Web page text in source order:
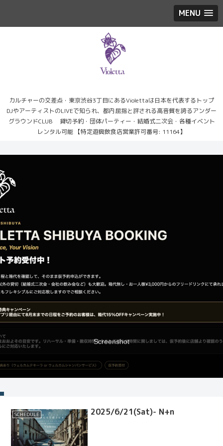
MENU
カルチャーの交差点・東京渋谷3丁目にあるViolettaは日本を代表するトップ
DJやアーティストのLIVEで知られ、都内屈指と評される高音質を誇るアンダー
グラウンドCLUB 貸切予約・団体パーティー・結婚式二次会・各種イベント
レンタル可能 【特定遊興飲食店営業許可番号: 11164】
Screenshot
SCHEDULE 2025/6/21(Sat)- N+n